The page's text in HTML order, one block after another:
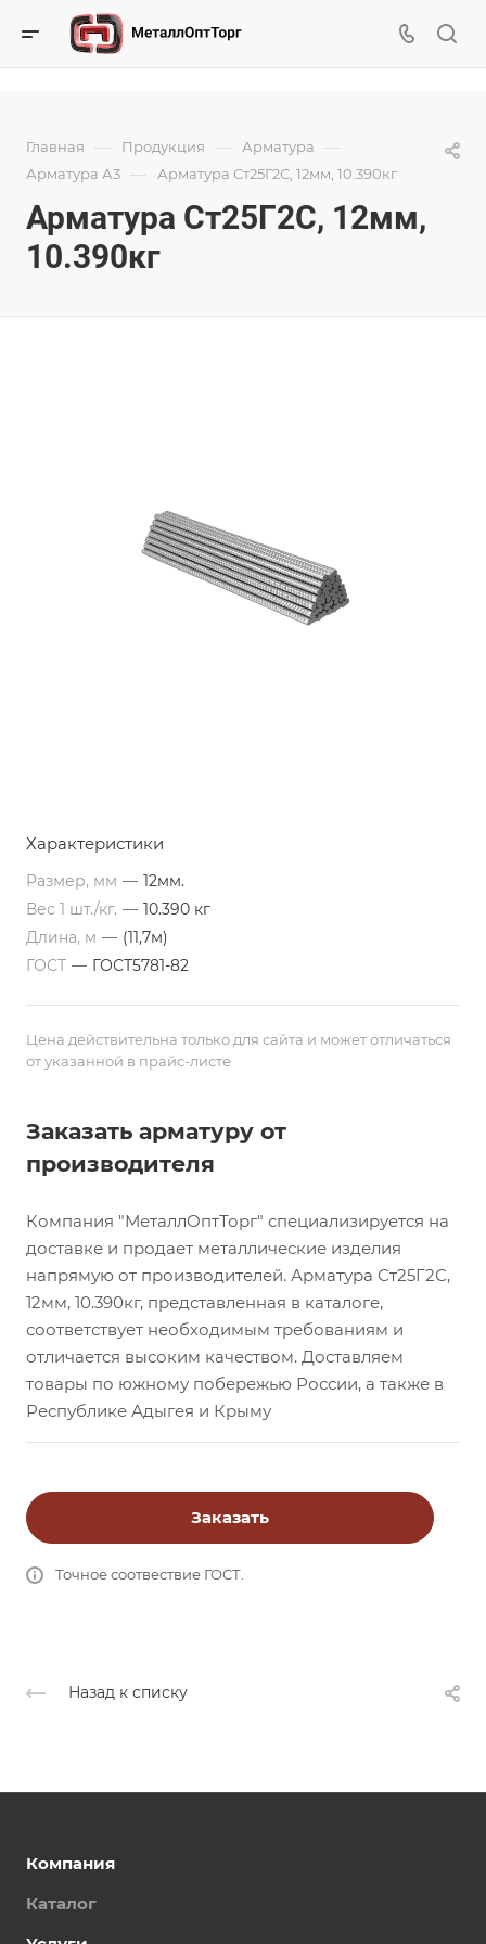
Главная — Продукция — Арматура —
Арматура А3 — Арматура Ст25Г2С, 12мм, 10.390кг
Арматура Ст25Г2С, 12мм,
10.390кг
Характеристики
Размер, мм — 12мм.
Вес 1 шт./кг. — 10.390 кг
Длина, м — (11,7м)
ГОСТ — ГОСТ5781-82
Цена действительна только для сайта и может отличаться
от указанной в прайс-листе
Заказать арматуру от
производителя
Компания "МеталлОптТорг" специализируется на
доставке и продает металлические изделия
напрямую от производителей. Арматура Ст25Г2С,
12мм, 10.390кг, представленная в каталоге,
соответствует необходимым требованиям и
отличается высоким качеством. Доставляем
товары по южному побережью России, а также в
Республике Адыгея и Крыму
Заказать
Точное соотвествие ГОСТ.
Назад к списку
Компания
Каталог